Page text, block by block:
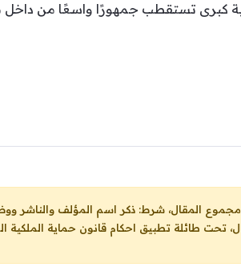
كبرى تستقطب جمهورًا واسعًا من
تحت طائلة تطبيق احكام قانون حماية الملكية